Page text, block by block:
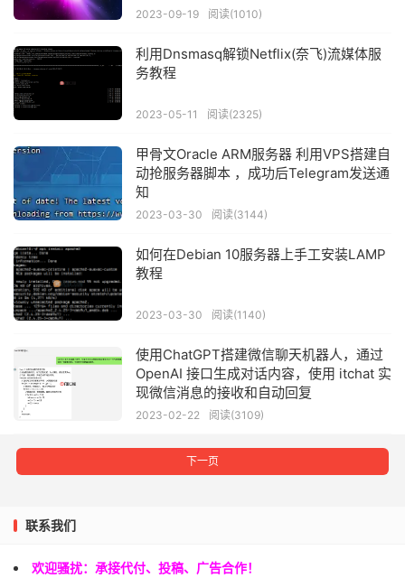
2023-09-19 阅读(1010)
利用Dnsmasq解锁Netflix(奈飞)流媒体服
务教程
2023-05-11 阅读(2325)
甲骨文Oracle ARM服务器 利用VPS搭建自
动抢服务器脚本 ，成功后Telegram发送通
知
2023-03-30 阅读(3144)
如何在Debian 10服务器上手工安装LAMP
教程
2023-03-30 阅读(1140)
使用ChatGPT搭建微信聊天机器人，通过
OpenAI 接口生成对话内容，使用 itchat 实
现微信消息的接收和自动回复
2023-02-22 阅读(3109)
下一页
联系我们
欢迎骚扰：承接代付、投稿、广告合作！